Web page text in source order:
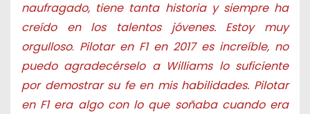
naufragado, tiene tanta historia y siempre ha
creído en los talentos jóvenes. Estoy muy
orgulloso. Pilotar en F1 en 2017 es increíble, no
puedo agradecérselo a Williams lo suficiente
por demostrar su fe en mis habilidades. Pilotar
en F1 era algo con lo que soñaba cuando era